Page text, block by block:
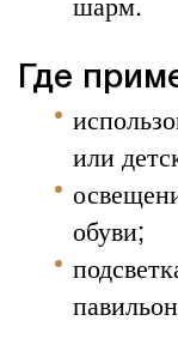
Где
или
обуви;